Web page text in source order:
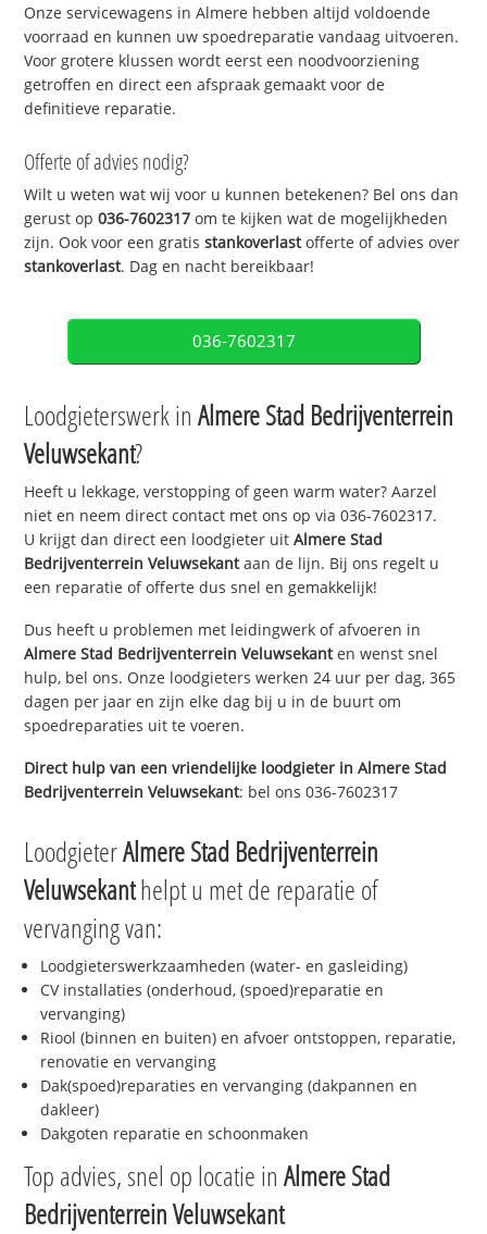
Onze servicewagens in Almere hebben altijd voldoende
voorraad en kunnen uw spoedreparatie vandaag uitvoeren.
Voor grotere klussen wordt eerst een noodvoorziening
getroffen en direct een afspraak gemaakt voor de
definitieve reparatie.
Offerte of advies nodig?
Wilt u weten wat wij voor u kunnen betekenen? Bel ons dan
gerust op036-7602317 om te kijken wat de mogelijkheden
zijn. Ook voor een gratisstankoverlastofferte of advies over
stankoverlast. Dag en nacht bereikbaar!
036-7602317
Loodgieterswerk inAlmere Stad Bedrijventerrein
Veluwsekant?
Heeft u lekkage, verstopping of geen warm water? Aarzel
niet en neem direct contact met ons op via 036-7602317.
U krijgt dan direct een loodgieter uitAlmere Stad
Bedrijventerrein Veluwsekantaan de lijn. Bij ons regelt u
een reparatie of offerte dus snel en gemakkelijk!
Dus heeft u problemen met leidingwerk of afvoeren in
Almere Stad Bedrijventerrein Veluwsekanten wenst snel
hulp, bel ons. Onze loodgieters werken 24 uur per dag, 365
dagen per jaar en zijn elke dag bij u in de buurt om
spoedreparaties uit te voeren.
Direct hulp van een vriendelijke loodgieter inAlmere Stad
Bedrijventerrein Veluwsekant: bel ons 036-7602317
LoodgieterAlmere Stad Bedrijventerrein
Veluwsekanthelpt u met de reparatie of
vervanging van:
Loodgieterswerkzaamheden (water- en gasleiding)
CV installaties (onderhoud, (spoed)reparatie en
vervanging)
Riool (binnen en buiten) en afvoer ontstoppen, reparatie,
renovatie en vervanging
Dak(spoed)reparaties en vervanging (dakpannen en
dakleer)
Dakgoten reparatie en schoonmaken
Top advies, snel op locatie inAlmere Stad
Bedrijventerrein Veluwsekant